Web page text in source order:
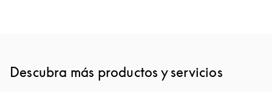
Descubra más productos y servicios